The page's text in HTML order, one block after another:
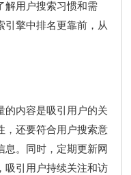
解用户搜索习惯和需
引擎中排名更靠前，从
的内容是吸引用户的关
，还要符合用户搜索意
息。同时，定期更新网
吸引用户持续关注和访